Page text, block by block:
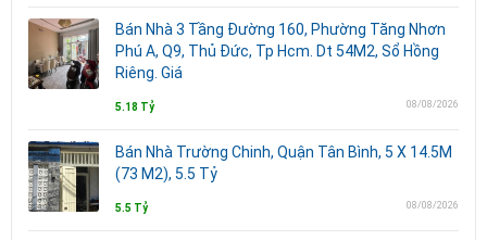
Bán Nhà 3 Tầng Đường 160, Phường Tăng Nhơn
Phú A, Q9, Thủ Đức, Tp Hcm. Dt 54M2, Sổ Hồng
Riêng. Giá
5.18 Tỷ 08/08/2026
Bán Nhà Trường Chinh, Quận Tân Bình, 5 X 14.5M
(73 M2), 5.5 Tỷ
5.5 Tỷ 08/08/2026